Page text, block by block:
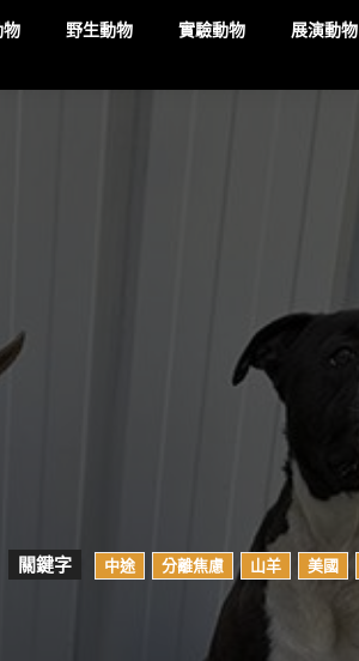
物 野生動物 實驗動物 展演動物
關鍵字 中途 分離焦慮 山羊 美國